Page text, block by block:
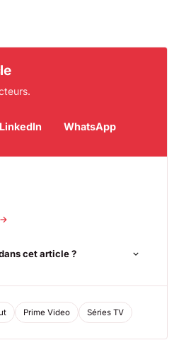
LinkedIn WhatsApp
→
cet article ?
Prime Video Séries TV